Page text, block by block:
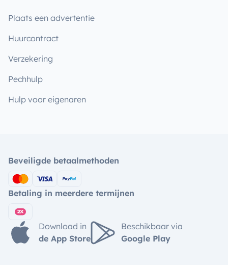
Plaats een advertentie
Huurcontract
Verzekering
Pechhulp
Hulp voor eigenaren
Beveiligde betaalmethoden
Betaling in meerdere termijnen
Download in
de App Store
Beschikbaar via
Google Play